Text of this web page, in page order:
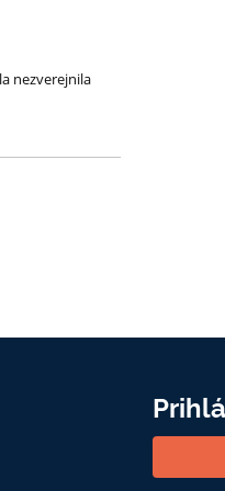
nezverejnila